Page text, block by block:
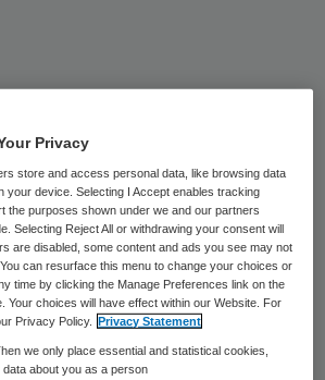
Quist treedt per 24 mei
raad van toezicht van
Met het aantreden
bestaat de raad van
uit vijf leden.
vertrok Arinda
voorzitter van de raad van
Privacy
store and access personal data, like browsing data
your device. Selecting I Accept enables tracking
the purposes shown under we and our partners
Selecting Reject All or withdrawing your consent will
are disabled, some content and ads you see may not
can resurface this menu to change your choices or
time by clicking the Manage Preferences link on the
Your choices will have effect within our Website. For
Privacy Policy.
Privacy Statement
we only place essential and statistical cookies,
about you as a person